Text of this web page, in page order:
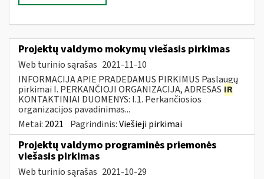
Projektų valdymo mokymų viešasis pirkimas
Web turinio sąrašas 2021-11-10
INFORMACIJA APIE PRADEDAMUS PIRKIMUS Paslaugų
pirkimai I. PERKANČIOJI ORGANIZACIJA, ADRESAS IR
KONTAKTINIAI DUOMENYS: I.1. Perkančiosios
organizacijos pavadinimas...
Metai: 2021 Pagrindinis:Viešieji pirkimai
Projektų valdymo programinės priemonės
viešasis pirkimas
Web turinio sąrašas 2021-10-29